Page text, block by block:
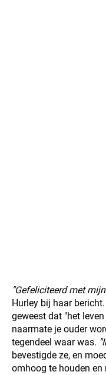
"Gefeliciteerd met
Hurley bij haar
geweest dat "het
naarmate je ouder
tegendeel waar was.
bevestigde ze, en
omhoog te houden en